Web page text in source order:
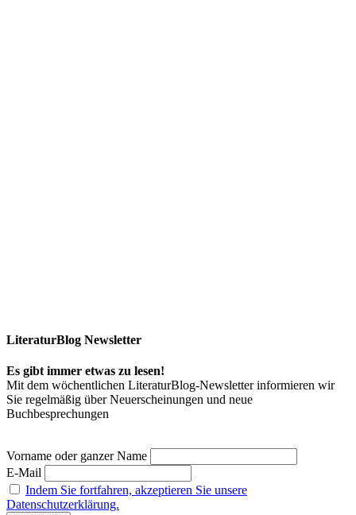
LiteraturBlog Newsletter
Es gibt immer etwas zu lesen!
Mit dem wöchentlichen LiteraturBlog-Newsletter informieren wir
Sie regelmäßig über Neuerscheinungen und neue
Buchbesprechungen
Vorname oder ganzer Name
E-Mail
Indem Sie fortfahren, akzeptieren Sie unsere
Datenschutzerklärung.